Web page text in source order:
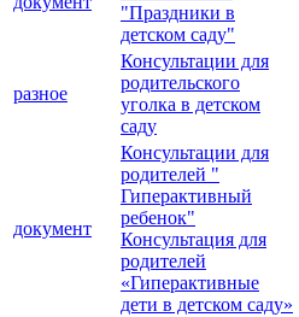
"Праздники в
детском саду"
разное
Консультации для
родительского
уголка в детском
саду
документ
Консультации для
родителей "
Гиперактивный
ребенок"
Консультация для
родителей
«Гиперактивные
дети в детском саду»